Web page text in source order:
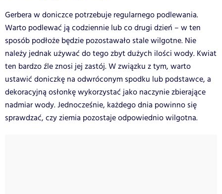
Gerbera w doniczce potrzebuje regularnego podlewania.
Warto podlewać ją codziennie lub co drugi dzień – w ten
sposób podłoże będzie pozostawało stale wilgotne. Nie
należy jednak używać do tego zbyt dużych ilości wody. Kwiat
ten bardzo źle znosi jej zastój. W związku z tym, warto
ustawić doniczkę na odwróconym spodku lub podstawce, a
dekoracyjną osłonkę wykorzystać jako naczynie zbierające
nadmiar wody. Jednocześnie, każdego dnia powinno się
sprawdzać, czy ziemia pozostaje odpowiednio wilgotna.